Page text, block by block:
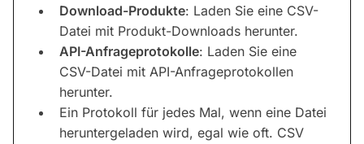
Download-Produkte: Laden Sie eine CSV-
Datei mit Produkt-Downloads herunter.
API-Anfrageprotokolle: Laden Sie eine
CSV-Datei mit API-Anfrageprotokollen
herunter.
Ein Protokoll für jedes Mal, wenn eine Datei
heruntergeladen wird, egal wie oft. CSV